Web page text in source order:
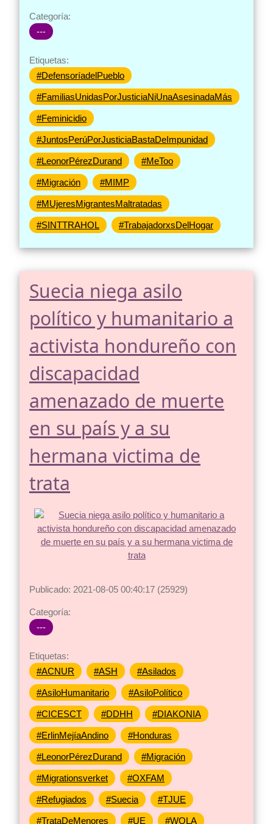
Categoría:
---
Etiquetas:
#DefensoríadelPueblo
#FamiliasUnidasPorJusticiaNiUnaAsesinadaMás
#Feminicidio
#JuntosPerúPorJusticiaBastaDeImpunidad
#LeonorPérezDurand #MeToo
#Migración #MIMP
#MUjeresMigrantesMaltratadas
#SINTTRAHOL #TrabajadorxsDelHogar
Suecia niega asilo
político y humanitario a
activista hondureño con
discapacidad
amenazado de muerte
en su país y a su
hermana victima de
trata
Publicado: 2021-08-05 00:40:17 (25929)
Categoría:
---
Etiquetas:
#ACNUR
#ASH #Asilados
#AsiloHumanitario #AsiloPolítico
#CICESCT #DDHH #DIAKONIA
#ErlinMejíaAndino #Honduras
#LeonorPérezDurand #Migración
#Migrationsverket #OXFAM
#Refugiados #Suecia #TJUE
#TrataDeMenores #UE #WOLA